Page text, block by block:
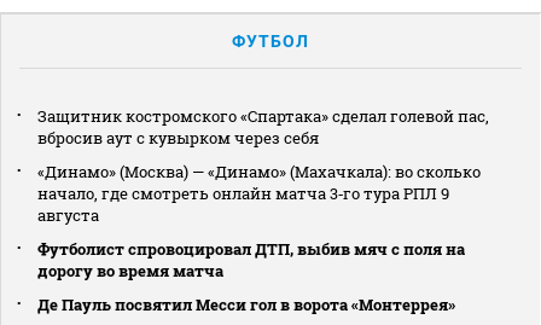
ФУТБОЛ
Защитник костромского «Спартака» сделал голевой пас,
вбросив аут с кувырком через себя
«Динамо» (Москва) — «Динамо» (Махачкала): во сколько
начало, где смотреть онлайн матча 3‑го тура РПЛ 9
августа
Футболист спровоцировал ДТП, выбив мяч с поля на
дорогу во время матча
Де Пауль посвятил Месси гол в ворота «Монтеррея»